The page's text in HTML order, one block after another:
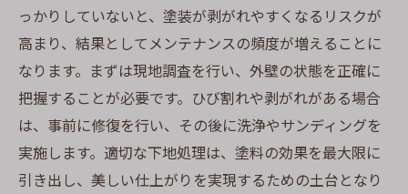
湿度対策が必要な下地処理手順
静岡市での気候に適応した塗料の選び方
効果的な下地処理のステップバイステップ
ガイド
外壁を守るための環境適応型処理
最適な下地処理がもたらす静岡市の住宅美
っかりしていないと、塗装が剥がれやすくなるリスクが
高まり、結果としてメンテナンスの頻度が増えることに
なります。まずは現地調査を行い、外壁の状態を正確に
把握することが必要です。ひび割れや剥がれがある場合
は、事前に修復を行い、その後に洗浄やサンディングを
実施します。適切な下地処理は、塗料の効果を最大限に
引き出し、美しい仕上がりを実現するための土台となり